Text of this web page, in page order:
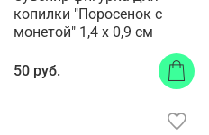
копилки "Поросенок с
монетой" 1,4 х 0,9 см
50 руб.